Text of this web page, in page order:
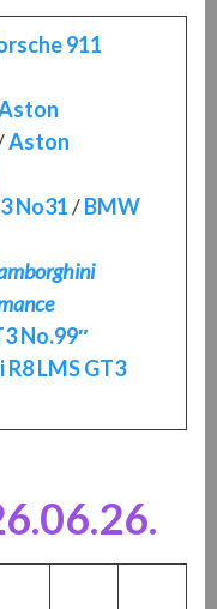
911
Aston
No31/BMW
No.99″
R8 LMS GT3